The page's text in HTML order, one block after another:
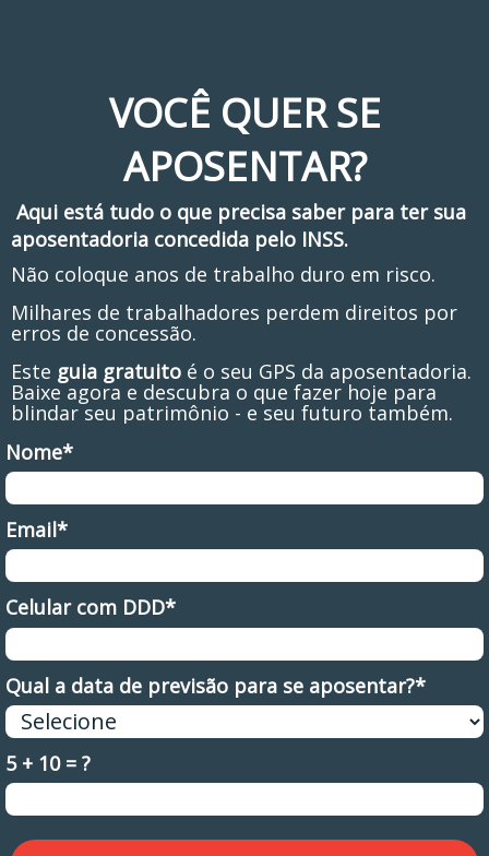
VOCÊ QUER SE
APOSENTAR?
Aqui está tudo o que precisa saber para ter sua
aposentadoria concedida pelo INSS.
Não coloque anos de trabalho duro em risco.
Milhares de trabalhadores perdem direitos por
erros de concessão.
Este guia gratuito é o seu GPS da aposentadoria.
Baixe agora e descubra o que fazer hoje para
blindar seu patrimônio - e seu futuro também.
Nome*
Email*
Celular com DDD*
Qual a data de previsão para se aposentar?*
5 + 10 = ?